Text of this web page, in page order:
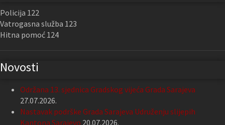
Policija 122
Vatrogasna služba 123
Hitna pomoć 124
Novosti
Održana 13. sjednica Gradskog vijeća Grada Sarajeva
27.07.2026.
Nastavak podrške Grada Sarajeva Udruženju slijepih
Kantona Sarajevo 20.07.2026.